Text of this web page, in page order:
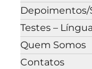
Depoimentos/
Testes –
Quem Somos
Contatos